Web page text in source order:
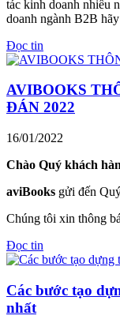
tác kinh doanh nhiều
doanh ngành B2B
Đọc tin
AVIBOOKS
ĐÁN 2022
16/01/2022
Chào Quý khách
aviBooks gửi đến
Chúng tôi xin thông
Đọc tin
Các bước tạo
nhất